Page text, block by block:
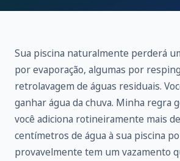
Sua piscina naturalmente perderá
por evaporação, algumas por
retrolavagem de águas residuais.
ganhar água da chuva. Minha regra
você adiciona rotineiramente mais
centímetros de água à sua piscina
provavelmente tem um vazamento